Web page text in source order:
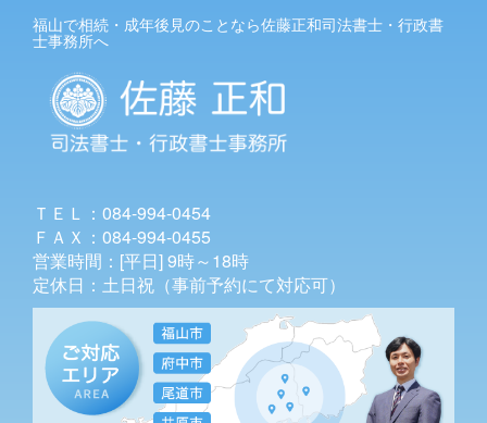
福山で相続・成年後見のことなら佐藤正和司法書士・行政書
士事務所へ
ＴＥＬ：084-994-0454
ＦＡＸ：084-994-0455
営業時間：[平日] 9時～18時
定休日：土日祝（事前予約にて対応可）